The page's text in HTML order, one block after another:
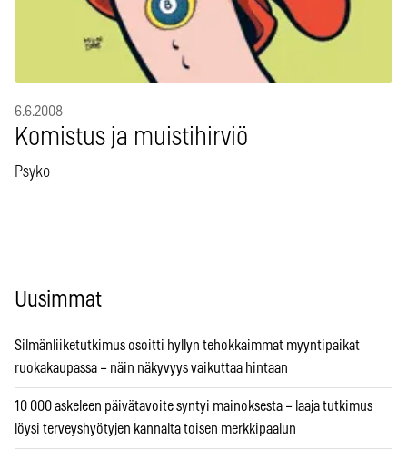
6.6.2008
Komistus ja muistihirviö
Psyko
Uusimmat
Silmänliiketutkimus osoitti hyllyn tehokkaimmat myyntipaikat
ruokakaupassa – näin näkyvyys vaikuttaa hintaan
10 000 askeleen päivätavoite syntyi mainoksesta – laaja tutkimus
löysi terveyshyötyjen kannalta toisen merkkipaalun